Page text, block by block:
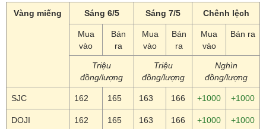
Vàng miếng Sáng 6/5 Sáng 7/5 Chênh lệch
Mua
vào
Bán
ra
Mua
vào
Bán
ra
Mua
vào
Bán ra
Triệu
đồng/lượng
Triệu
đồng/lượng
Nghìn
đồng/lượng
SJC 162 165 163 166 +1000 +1000
DOJI 162 165 163 166 +1000 +1000